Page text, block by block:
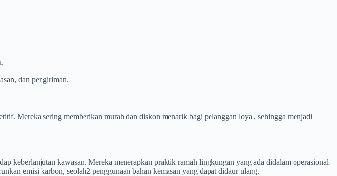
dan pengiriman.
Mereka sering memberikan murah dan diskon menarik bagi pelanggan loyal, sehingga menjadi
keberlanjutan kawasan. Mereka menerapkan praktik ramah lingkungan yang ada didalam operasional
emisi karbon, seolah2 penggunaan bahan kemasan yang dapat didaur ulang.